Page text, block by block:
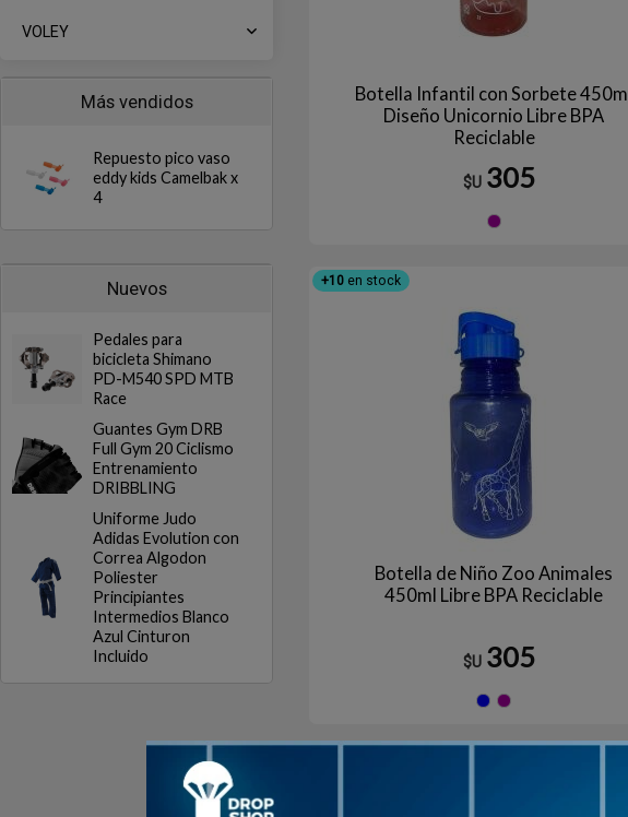
VOLEY
Más vendidos
Repuesto pico vaso
eddy kids Camelbak x
4
Nuevos
Pedales para
bicicleta Shimano
PD-M540 SPD MTB
Race
Guantes Gym DRB
Full Gym 20 Ciclismo
Entrenamiento
DRIBBLING
Uniforme Judo
Adidas Evolution con
Correa Algodon
Poliester
Principiantes
Intermedios Blanco
Azul Cinturon
Incluido
Botella Infantil con Sorbete 450ml
Diseño Unicornio Libre BPA
Reciclable
$U 305
+10en stock
Botella de Niño Zoo Animales
450ml Libre BPA Reciclable
$U 305